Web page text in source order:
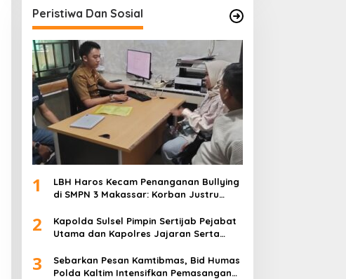
Peristiwa Dan Sosial
1
LBH Haros Kecam Penanganan Bullying
di SMPN 3 Makassar: Korban Justru
2
Kapolda Sulsel Pimpin Sertijab Pejabat
Utama dan Kapolres Jajaran Serta
3
Sebarkan Pesan Kamtibmas, Bid Humas
Polda Kaltim Intensifkan Pemasangan